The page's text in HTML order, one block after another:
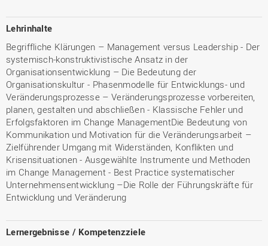
Lehrinhalte
Begriffliche Klärungen – Management versus Leadership - Der
systemisch-konstruktivistische Ansatz in der
Organisationsentwicklung – Die Bedeutung der
Organisationskultur - Phasenmodelle für Entwicklungs- und
Veränderungsprozesse – Veränderungsprozesse vorbereiten,
planen, gestalten und abschließen - Klassische Fehler und
Erfolgsfaktoren im Change ManagementDie Bedeutung von
Kommunikation und Motivation für die Veränderungsarbeit –
Zielführender Umgang mit Widerständen, Konflikten und
Krisensituationen - Ausgewählte Instrumente und Methoden
im Change Management - Best Practice systematischer
Unternehmensentwicklung –Die Rolle der Führungskräfte für
Entwicklung und Veränderung
Lernergebnisse / Kompetenzziele